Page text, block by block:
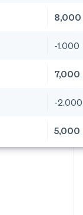
8,000
-1.000
7,000
-2.000
5,000